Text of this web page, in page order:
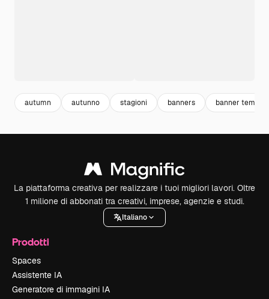
autumn autunno stagioni banners banner
La piattaforma creativa per realizzare i tuoi migliori lavori. Oltre
1 milione di abbonati tra creativi, imprese, agenzie e studi.
Italiano
Prodotti
Spaces
Assistente IA
Generatore di immagini IA